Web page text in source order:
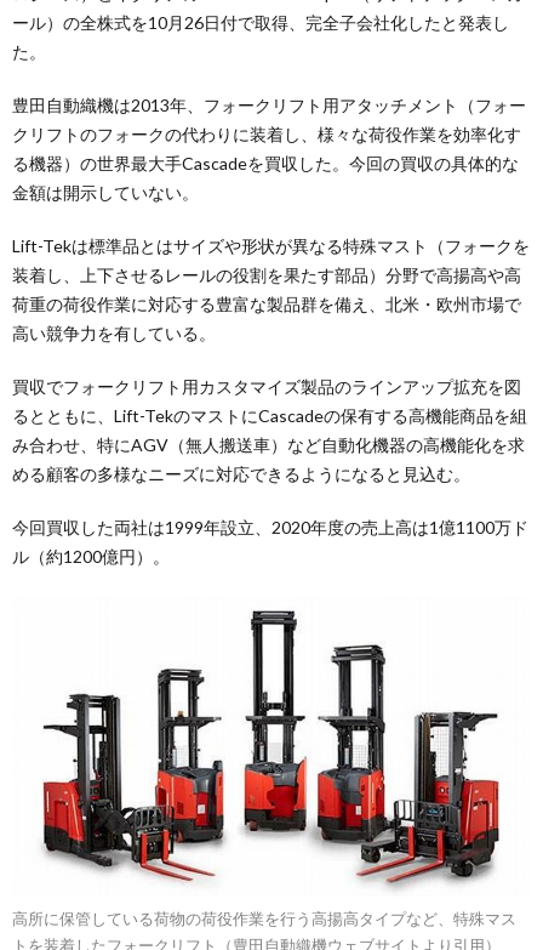
ール）の全株式を10月26日付で取得、完全子会社化したと発表し
た。
豊田自動織機は2013年、フォークリフト用アタッチメント（フォー
クリフトのフォークの代わりに装着し、様々な荷役作業を効率化す
る機器）の世界最大手Cascadeを買収した。今回の買収の具体的な
金額は開示していない。
Lift-Tekは標準品とはサイズや形状が異なる特殊マスト（フォークを
装着し、上下させるレールの役割を果たす部品）分野で高揚高や高
荷重の荷役作業に対応する豊富な製品群を備え、北米・欧州市場で
高い競争力を有している。
買収でフォークリフト用カスタマイズ製品のラインアップ拡充を図
るとともに、Lift-TekのマストにCascadeの保有する高機能商品を組
み合わせ、特にAGV（無人搬送車）など自動化機器の高機能化を求
める顧客の多様なニーズに対応できるようになると見込む。
今回買収した両社は1999年設立、2020年度の売上高は1億1100万ド
ル（約1200億円）。
高所に保管している荷物の荷役作業を行う高揚高タイプなど、特殊マス
トを装着したフォークリフト（豊田自動織機ウェブサイトより引用）